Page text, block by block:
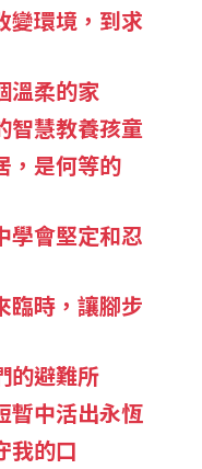
變環境，到求
溫柔的家
智慧教養孩童
，是何等的
學會堅定和忍
臨時，讓腳步
的避難所
暫中活出永恆
我的口